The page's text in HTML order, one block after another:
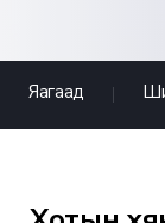
Яагаад